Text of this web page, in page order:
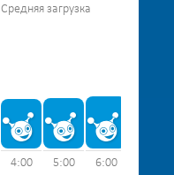
Средняя загрузка
4:00 5:00 6:00